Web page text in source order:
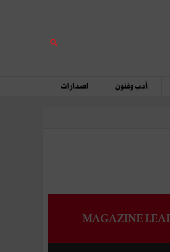
أدب وفنون اصدارات
MAGAZINE